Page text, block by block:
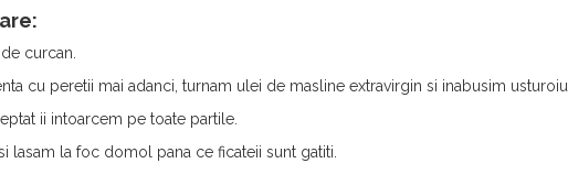
curcan.
cu peretii mai adanci, turnam ulei de masline extravirgin si inabusim usturoiul.
ii intoarcem pe toate partile.
lasam la foc domol pana ce ficateii sunt gatiti.